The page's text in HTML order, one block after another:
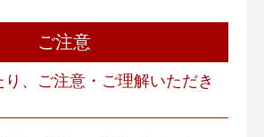
ご注意
り、ご注意・ご理解いただき